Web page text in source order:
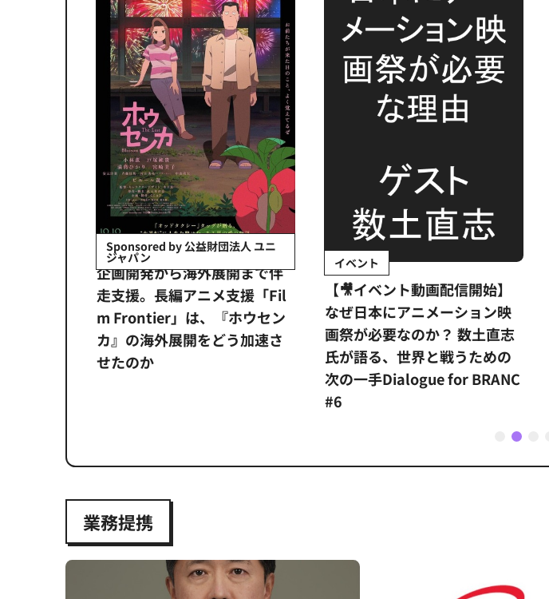
Sponsored by 公益財団法人 ユニ
ジャパン
企画開発から海外展開まで伴
走支援。長編アニメ支援「Fil
m Frontier」は、『ホウセン
カ』の海外展開をどう加速さ
せたのか
イベント
【🎥イベント動画配信開始】
なぜ日本にアニメーション映
画祭が必要なのか？ 数土直志
氏が語る、世界と戦うための
次の一手Dialogue for BRANC
#6
1 2
業務提携